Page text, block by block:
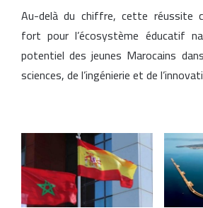
Au-delà du chiffre, cette réussite
fort pour l’écosystème éducatif
potentiel des jeunes Marocains
sciences, de l’ingénierie et de